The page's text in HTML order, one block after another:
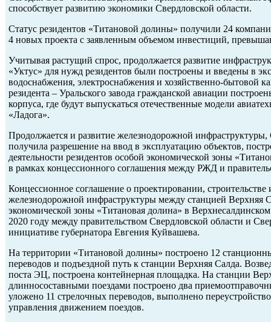
способствует развитию экономики Свердловской области.
Статус резидентов «Титановой долины» получили 24
4 новых проекта с заявленным объемом инвестиций,
Учитывая растущий спрос, продолжается развитие
«Уктус» для нужд резидентов были построены и введены в
водоснабжения, электроснабжения и хозяйственно-бытовой
резидента – Уральского завода гражданской авиации
корпуса, где будут выпускаться отечественные модели
«Ладога».
Продолжается и развитие железнодорожной инфраструктуры,
получила разрешение на ввод в эксплуатацию объектов,
деятельности резидентов особой экономической зоны
в рамках концессионного соглашения между РЖД и
Концессионное соглашение о проектировании, строительстве
железнодорожной инфраструктуры между станцией Верхняя
экономической зоны «Титановая долина» в
2020 году между правительством Свердловской области и
инициативе губернатора Евгения Куйвашева.
На территории «Титановой долины» построено 12
переводов и подъездной путь к станции Верхняя Салда.
поста ЭЦ, построена контейнерная площадка. На станции
длинносоставными поездами построено два
уложено 11 стрелочных переводов, выполнено
управления движением поездов.